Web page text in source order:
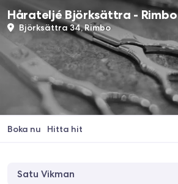
Hårateljé Björksättra - Rimbo
Björksättra 34, Rimbo
Boka nu Hitta hit
Satu Vikman